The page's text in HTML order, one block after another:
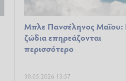
Μπλε Πανσέληνος Μαΐου:
ζώδια επηρεάζονται
περισσότερο
30.05.2026 13:57